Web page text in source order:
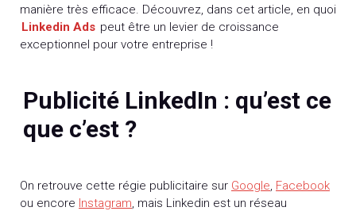
manière très efficace. Découvrez, dans cet article, en quoi
Linkedin Ads peut être un levier de croissance
exceptionnel pour votre entreprise !
Publicité LinkedIn : qu’est ce
que c’est ?
On retrouve cette régie publicitaire sur Google, Facebook
ou encore Instagram, mais Linkedin est un réseau